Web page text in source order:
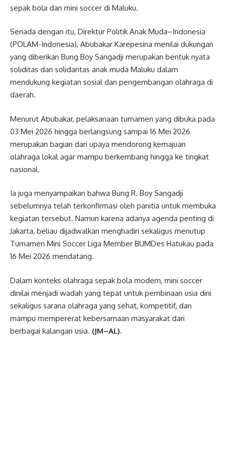
sepak bola dan mini soccer di Maluku.
Senada dengan itu, Direktur Politik Anak Muda–Indonesia
(POLAM-Indonesia), Abubakar Karepesina menilai dukungan
yang diberikan Bung Boy Sangadji merupakan bentuk nyata
soliditas dan solidaritas anak muda Maluku dalam
mendukung kegiatan sosial dan pengembangan olahraga di
daerah.
Menurut Abubakar, pelaksanaan turnamen yang dibuka pada
03 Mei 2026 hingga berlangsung sampai 16 Mei 2026
merupakan bagian dari upaya mendorong kemajuan
olahraga lokal agar mampu berkembang hingga ke tingkat
nasional.
Ia juga menyampaikan bahwa Bung R. Boy Sangadji
sebelumnya telah terkonfirmasi oleh panitia untuk membuka
kegiatan tersebut. Namun karena adanya agenda penting di
Jakarta, beliau dijadwalkan menghadiri sekaligus menutup
Turnamen Mini Soccer Liga Member BUMDes Hatukau pada
16 Mei 2026 mendatang.
Dalam konteks olahraga sepak bola modern, mini soccer
dinilai menjadi wadah yang tepat untuk pembinaan usia dini
sekaligus sarana olahraga yang sehat, kompetitif, dan
mampu mempererat kebersamaan masyarakat dari
berbagai kalangan usia. (JM–AL).